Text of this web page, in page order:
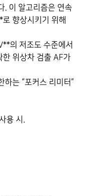
. 이 알고리즘은 연속
향상시키기 위해
의 저조도 수준에서
한 위상차 검출 AF가
하는 “포커스 리미터”
용 시.